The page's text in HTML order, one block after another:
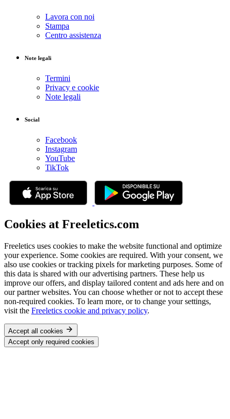
Lavora con noi
Stampa
Centro assistenza
Note legali
Termini
Privacy e cookie
Note legali
Social
Facebook
Instagram
YouTube
TikTok
Cookies at Freeletics.com
Freeletics uses cookies to make the website functional and optimize
your experience. Some cookies are required. With your consent, we
also use cookies or tracking pixels for marketing purposes. Some of
this data is shared with our advertising partners. These help us
improve our offers, and display tailored content and ads here and on
our partner websites. You can choose whether or not to accept these
non-required cookies. To learn more, or to change your settings,
visit the Freeletics cookie and privacy policy.
Accept all cookies
Accept only required cookies